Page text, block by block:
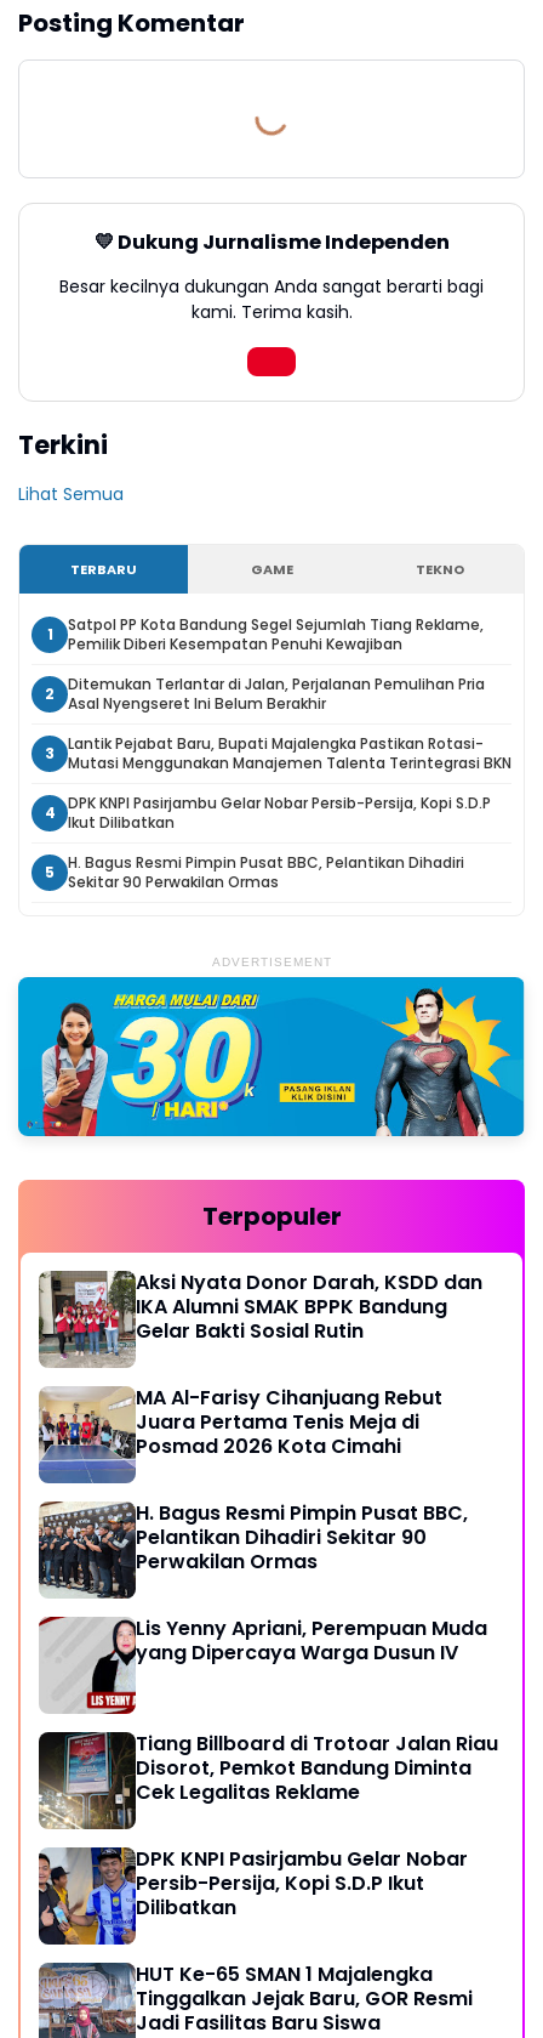
Posting Komentar
💛 Dukung Jurnalisme Independen
Besar kecilnya dukungan Anda sangat berarti bagi
kami. Terima kasih.
Terkini
Lihat Semua
TERBARU GAME TEKNO
1
Satpol PP Kota Bandung Segel Sejumlah Tiang Reklame,
Pemilik Diberi Kesempatan Penuhi Kewajiban
2
Ditemukan Terlantar di Jalan, Perjalanan Pemulihan Pria
Asal Nyengseret Ini Belum Berakhir
3
Lantik Pejabat Baru, Bupati Majalengka Pastikan Rotasi-
Mutasi Menggunakan Manajemen Talenta Terintegrasi BKN
4
DPK KNPI Pasirjambu Gelar Nobar Persib-Persija, Kopi S.D.P
Ikut Dilibatkan
5
H. Bagus Resmi Pimpin Pusat BBC, Pelantikan Dihadiri
Sekitar 90 Perwakilan Ormas
ADVERTISEMENT
Terpopuler
Aksi Nyata Donor Darah, KSDD dan
IKA Alumni SMAK BPPK Bandung
Gelar Bakti Sosial Rutin
MA Al-Farisy Cihanjuang Rebut
Juara Pertama Tenis Meja di
Posmad 2026 Kota Cimahi
H. Bagus Resmi Pimpin Pusat BBC,
Pelantikan Dihadiri Sekitar 90
Perwakilan Ormas
Lis Yenny Apriani, Perempuan Muda
yang Dipercaya Warga Dusun IV
Tiang Billboard di Trotoar Jalan Riau
Disorot, Pemkot Bandung Diminta
Cek Legalitas Reklame
DPK KNPI Pasirjambu Gelar Nobar
Persib-Persija, Kopi S.D.P Ikut
Dilibatkan
HUT Ke-65 SMAN 1 Majalengka
Tinggalkan Jejak Baru, GOR Resmi
Jadi Fasilitas Baru Siswa